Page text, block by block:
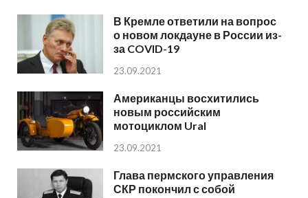
В Кремле ответили на вопрос
о новом локдауне в России из-
за COVID-19
23.09.2021
Американцы восхитились
новым российским
мотоциклом Ural
23.09.2021
Глава пермского управления
СКР покончил с собой